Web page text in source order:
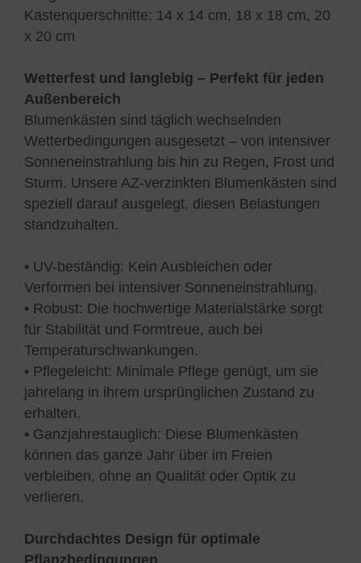
Kastenquerschnitte: 14 x 14 cm, 18 x 18 cm, 20
x 20 cm
Wetterfest und langlebig – Perfekt für jeden
Außenbereich
Blumenkästen sind täglich wechselnden
Wetterbedingungen ausgesetzt – von intensiver
Sonneneinstrahlung bis hin zu Regen, Frost und
Sturm. Unsere AZ-verzinkten Blumenkästen sind
speziell darauf ausgelegt, diesen Belastungen
standzuhalten.
• UV-beständig: Kein Ausbleichen oder
Verformen bei intensiver Sonneneinstrahlung.
• Robust: Die hochwertige Materialstärke sorgt
für Stabilität und Formtreue, auch bei
Temperaturschwankungen.
• Pflegeleicht: Minimale Pflege genügt, um sie
jahrelang in ihrem ursprünglichen Zustand zu
erhalten.
• Ganzjahrestauglich: Diese Blumenkästen
können das ganze Jahr über im Freien
verbleiben, ohne an Qualität oder Optik zu
verlieren.
Durchdachtes Design für optimale
Pflanzbedingungen